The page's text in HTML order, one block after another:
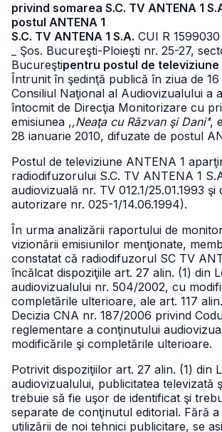
privind somarea S.C. TV ANTENA 1
postul ANTENA 1
S.C. TV ANTENA 1 S.A. CUI R 1599030
_ Şos. Bucureşti-Ploieşti nr. 25-27,
Bucureştipentru postul de televiziune
Întrunit în şedinţă publică în ziua de
Consiliul Naţional al Audiovizualului a
întocmit de Direcţia Monitorizare cu
emisiunea ,,Neaţa cu Răzvan şi Dani’’,
28 ianuarie 2010, difuzate de postul
Postul de televiziune ANTENA 1
radiodifuzorului S.C. TV ANTENA 1
audiovizuală nr. TV 012.1/25.01.1993 şi
autorizare nr. 025-1/14.06.1994).
În urma analizării raportului de
vizionării emisiunilor menţionate,
constatat că radiodifuzorul SC TV
încălcat dispoziţiile art. 27 alin. (1) din
audiovizualului nr. 504/2002, cu
completările ulterioare, ale art. 117
Decizia CNA nr. 187/2006 privind
reglementare a conţinutului
modificările şi completările ulterioare.
Potrivit dispoziţiilor art. 27 alin. (1) din
audiovizualului, publicitatea televizată
trebuie să fie uşor de identificat şi
separate de conţinutul editorial. Fără
utilizării de noi tehnici publicitare, se